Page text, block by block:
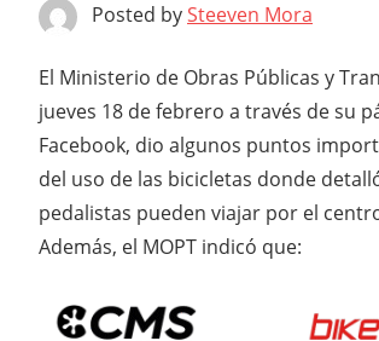
Posted bySteeven Mora
El Ministerio de Obras Públicas y
jueves 18 de febrero a través de su
Facebook, dio algunos puntos
del uso de las bicicletas donde
pedalistas pueden viajar por el
Además, el MOPT indicó que: